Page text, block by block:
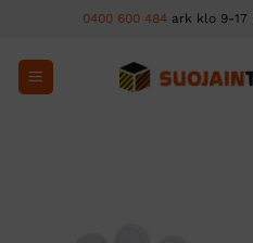
content
0400 600 484 ark klo 9-17 |